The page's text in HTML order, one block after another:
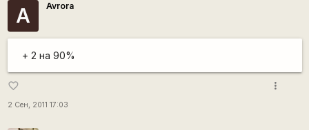
A Avrora
+ 2 на 90%
favorite_border
2 Сен, 2011 17:03
more_vert